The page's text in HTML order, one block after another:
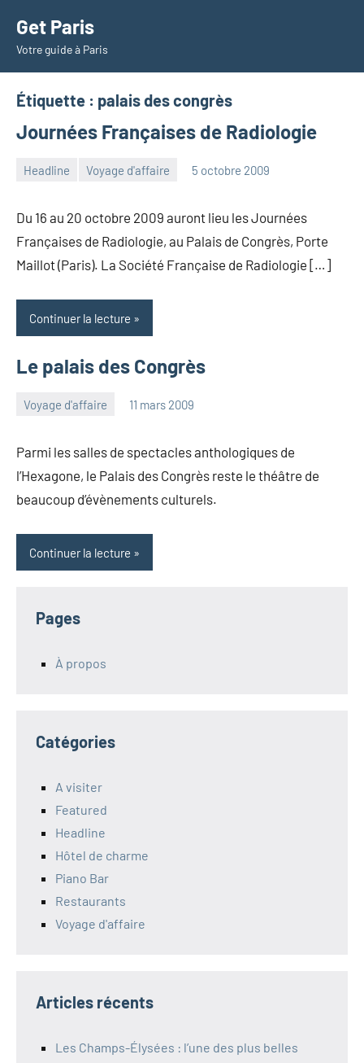
contenu
Get Paris
Votre guide à Paris
Étiquette : palais des congrès
Journées Françaises de Radiologie
Headline Voyage d'affaire 5 octobre 2009
Du 16 au 20 octobre 2009 auront lieu les Journées
Françaises de Radiologie, au Palais de Congrès, Porte
Maillot (Paris). La Société Française de Radiologie […]
Continuer la lecture
Le palais des Congrès
Voyage d'affaire 11 mars 2009
admin
Aucun
Parmi les salles de spectacles anthologiques de
l’Hexagone, le Palais des Congrès reste le théâtre de
beaucoup d’évènements culturels.
Continuer la lecture
Pages
À propos
Catégories
A visiter
Featured
Headline
Hôtel de charme
Piano Bar
Restaurants
Voyage d'affaire
Articles récents
Les Champs-Élysées : l’une des plus belles